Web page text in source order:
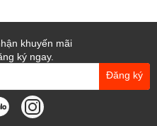
khuyến mãi
ký ngay.
Đăng ký